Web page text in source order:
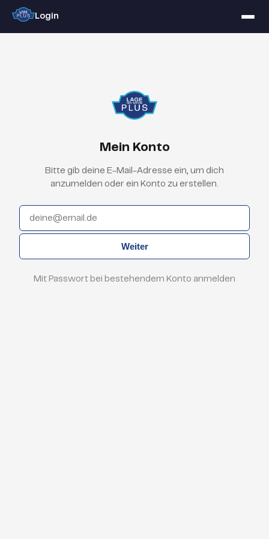
Login
Mein Konto
Bitte gib deine E-Mail-Adresse ein, um dich
anzumelden oder ein Konto zu erstellen.
Weiter
Mit Passwort bei bestehendem Konto anmelden